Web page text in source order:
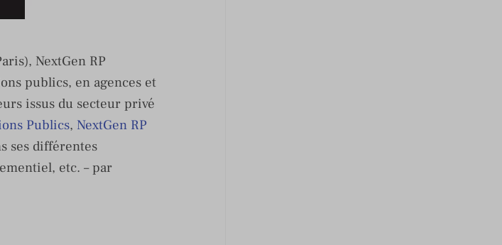
NextGen RP
publics, en agences et
issus du secteur privé
Publics, NextGen RP
ses différentes
etc. – par